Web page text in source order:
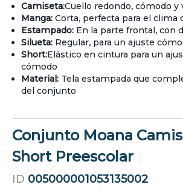
Camiseta:Cuello redondo, cómodo y
Manga: Corta, perfecta para el clima
Estampado: En la parte frontal, con
Silueta: Regular, para un ajuste
Short:Elástico en cintura para un
cómodo
Material: Tela estampada que
del conjunto
Conjunto Moana
Short Preescolar
ID 005000001053135002